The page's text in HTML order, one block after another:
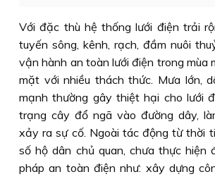
Với đặc thù hệ thống lưới điện trải
tuyến sông, kênh, rạch, đầm nuôi
vận hành an toàn lưới điện trong mùa
mặt với nhiều thách thức. Mưa lớn,
mạnh thường gây thiệt hại cho lưới
trạng cây đổ ngã vào đường dây,
xảy ra sự cố. Ngoài tác động từ thời
số hộ dân chủ quan, chưa thực hiện
pháp an toàn điện như: xây dựng